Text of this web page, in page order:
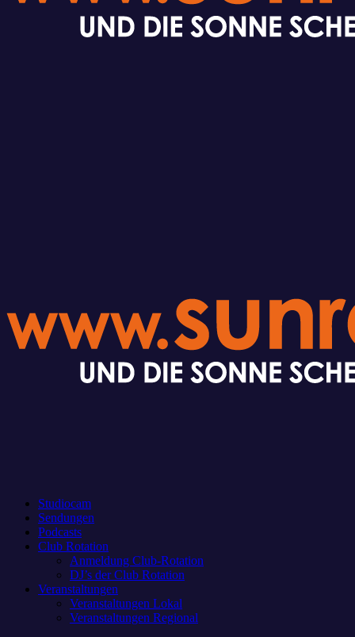
Studiocam
Sendungen
Podcasts
Club Rotation
Anmeldung Club-Rotation
DJ’s der Club Rotation
Veranstaltungen
Veranstaltungen Lokal
Veranstaltungen Regional